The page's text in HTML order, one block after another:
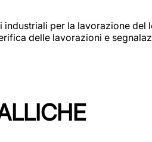
per la lavorazione del
delle lavorazioni e